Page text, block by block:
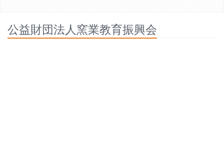
公益財団法人窯業教育振興会